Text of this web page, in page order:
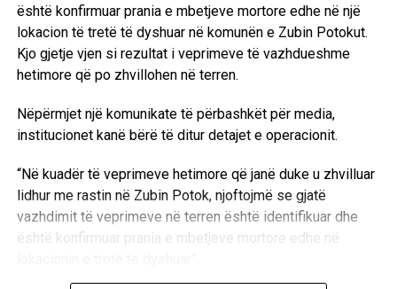
është konfirmuar prania e mbetjeve mortore edhe në një
lokacion të tretë të dyshuar në komunën e Zubin Potokut.
Kjo gjetje vjen si rezultat i veprimeve të vazhdueshme
hetimore që po zhvillohen në terren.
Nëpërmjet një komunikate të përbashkët për media,
institucionet kanë bërë të ditur detajet e operacionit.
“Në kuadër të veprimeve hetimore që janë duke u zhvilluar
lidhur me rastin në Zubin Potok, njoftojmë se gjatë
vazhdimit të veprimeve në terren është identifikuar dhe
është konfirmuar prania e mbetjeve mortore edhe në